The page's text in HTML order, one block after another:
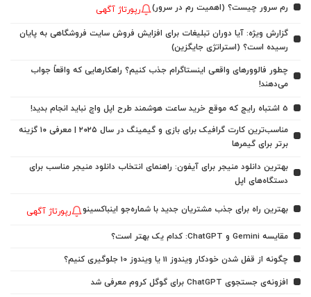
رم سرور چیست؟ (اهمیت رم در سرور) رپورتاژ آگهی
گزارش ویژه: آیا دوران تبلیغات برای افزایش فروش سایت فروشگاهی به پایان
رسیده است؟ (استراتژی جایگزین)
چطور فالوورهای واقعی اینستاگرام جذب کنیم؟ راهکارهایی که واقعاً جواب
می‌دهند!
5 اشتباه رایج که موقع خرید ساعت هوشمند طرح اپل واچ نباید انجام بدید!
مناسب‌ترین کارت گرافیک برای بازی و گیمینگ در سال ۲۰۲۵ | معرفی ۱۰ گزینه
برتر برای گیمرها
بهترین دانلود منیجر برای آیفون: راهنمای انتخاب دانلود منیجر مناسب برای
دستگاه‌های اپل
بهترین راه برای جذب مشتریان جدید با شماره‌جو اینباکسینو رپورتاژ آگهی
مقایسه Gemini و ChatGPT: کدام یک بهتر است؟
چگونه از قفل شدن خودکار ویندوز 11 یا ویندوز 10 جلوگیری کنیم؟
افزونه‌ی جستجوی ChatGPT برای گوگل کروم معرفی شد